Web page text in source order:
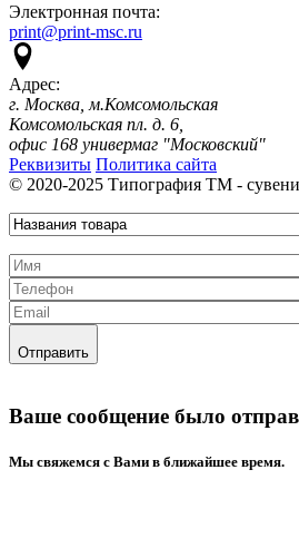
Электронная почта:
print@print-msc.ru
Адрес:
г. Москва, м.Комсомольская
Комсомольская пл. д. 6,
офис 168 универмаг "Московский"
Реквизиты Политика сайта
© 2020-2025 Типография ТМ -
Отправить
Ваше сообщение было
Mы свяжемся с Вами в ближайшее время.